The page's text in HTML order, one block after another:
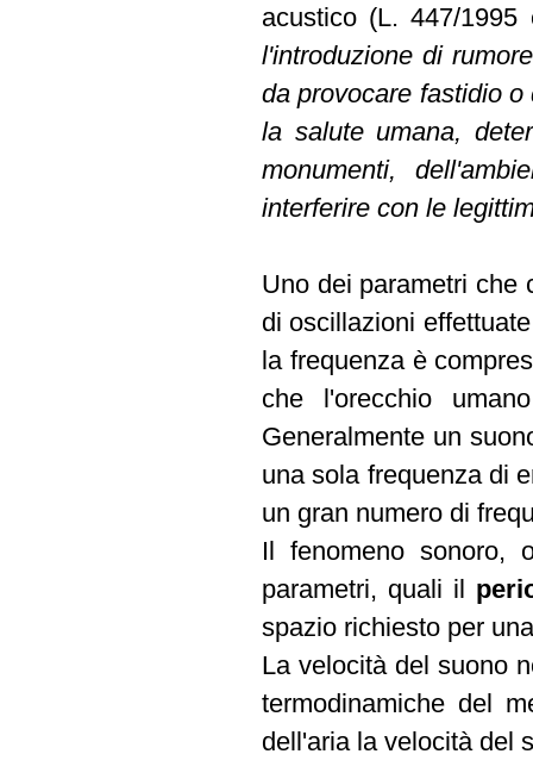
acustico (L. 447/
l'introduzione di
da provocare fastidio
la salute umana,
monumenti,
interferire con le
Uno dei parametri
di oscillazioni
la frequenza è
che l'orecchio
Generalmente un
una sola frequenza di
un gran numero di
Il fenomeno sonoro,
parametri, quali il
spazio richiesto per
La velocità del suono
termodinamiche del
dell'aria la velocità del